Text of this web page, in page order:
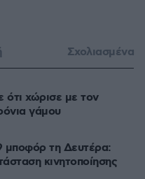
Σχολιασμένα
χώρισε με τον
γάμου
μποφόρ τη Δευτέρα:
κινητοποίησης